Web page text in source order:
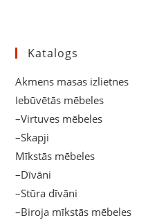
Katalogs
Akmens masas izlietnes
Iebūvētās mēbeles
–Virtuves mēbeles
–Skapji
Mīkstās mēbeles
–Dīvāni
–Stūra dīvāni
–Biroja mīkstās mēbeles